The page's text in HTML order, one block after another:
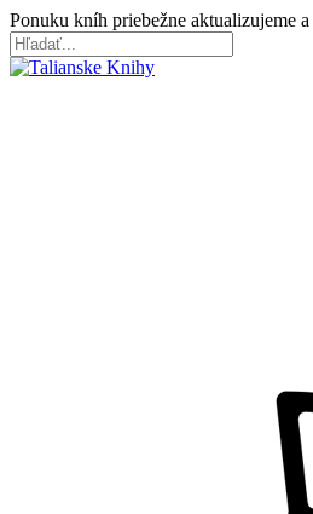
Skip
to
main
Ponuku kníh priebežne aktualizujeme a
Close